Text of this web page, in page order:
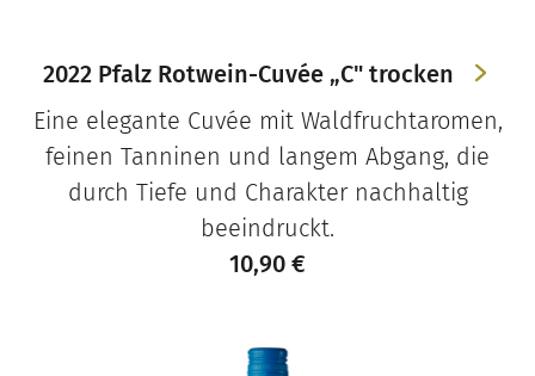
2022 Pfalz Rotwein-Cuvée „C" trocken
Eine elegante Cuvée mit Waldfruchtaromen,
feinen Tanninen und langem Abgang, die
durch Tiefe und Charakter nachhaltig
beeindruckt.
10,90 €